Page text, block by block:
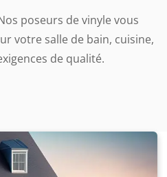
poseurs de vinyle vous
votre salle de bain, cuisine,
de qualité.